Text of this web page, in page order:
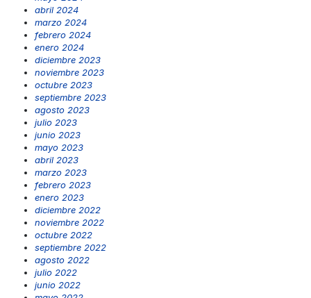
abril 2024
marzo 2024
febrero 2024
enero 2024
diciembre 2023
noviembre 2023
octubre 2023
septiembre 2023
agosto 2023
julio 2023
junio 2023
mayo 2023
abril 2023
marzo 2023
febrero 2023
enero 2023
diciembre 2022
noviembre 2022
octubre 2022
septiembre 2022
agosto 2022
julio 2022
junio 2022